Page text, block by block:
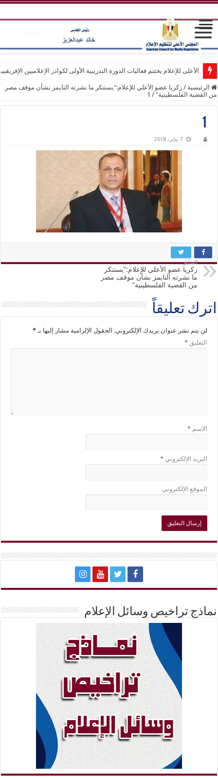
الأعلى للإعلام يختتم فعاليات الدورة التدريبية الأولى لكوادر الإعلاميين
الرئيسية / زكريا عضو الأعلي للإعلام:"يستنكر ما نشرته التايمز بشأن موقف مصر
من القضية الفلسطينية" /
1
1
7 يناير، 2018
السابق
زكريا عضو الأعلي للإعلام:”يستنكر
ما نشرته التايمز بشأن موقف مصر
من القضية الفلسطينية”
اترك تعليقاً
لن يتم نشر عنوان بريدك الإلكتروني. الحقول الإلزامية مشار إليها بـ*
التعليق*
الاسم*
البريد الإلكتروني*
الموقع الإلكتروني
نماذج تراخيص وسائل الإعلام